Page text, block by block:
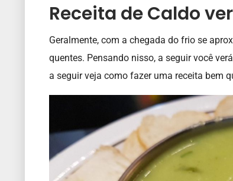
Receita de Caldo
Geralmente, com a chegada do frio se
quentes. Pensando nisso, a seguir você
a seguir veja como fazer uma receita bem